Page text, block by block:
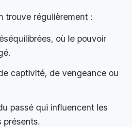
trouve régulièrement :
où le pouvoir
captivité, de vengeance ou
passé qui influencent les
présents.